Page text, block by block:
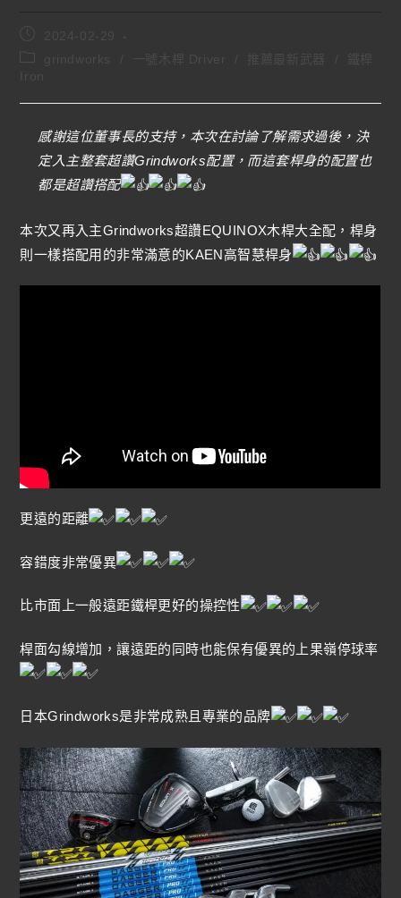
2024-02-29
鐵桿
感謝這位董事長的支持，本次在討論了解需求過後，決
定入主整套超讚Grindworks配置，而這套桿身的配置也
都是超讚搭配
本次又再入主Grindworks超讚EQUINOX木桿大全配，桿身
則一樣搭配用的非常滿意的KAEN高智慧桿身
更遠的距離
容錯度非常優異
比市面上一般遠距鐵桿更好的操控性
桿面勾線增加，讓遠距的同時也能保有優異的上果嶺停球率
日本Grindworks是非常成熟且專業的品牌